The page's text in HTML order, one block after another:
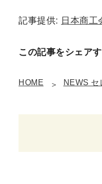
記事提供: 日本商工
この記事をシェア
HOME NEWS セ